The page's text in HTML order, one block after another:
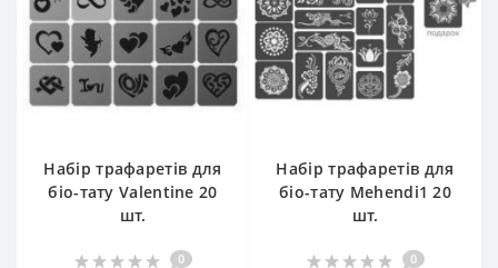
Набір трафаретів для
біо-тату Valentine 20
шт.
0
Набір трафаретів для
біо-тату Mehendi1 20
шт.
0